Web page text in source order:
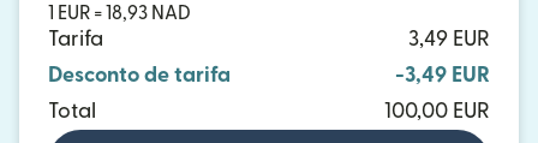
1 EUR = 18,93 NAD
Tarifa
3,49 EUR
Desconto de tarifa
-3,49 EUR
Total
100,00 EUR